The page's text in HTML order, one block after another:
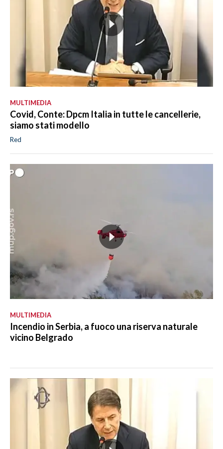
MULTIMEDIA
Covid, Conte: Dpcm Italia in tutte le cancellerie,
siamo stati modello
Red
MULTIMEDIA
Incendio in Serbia, a fuoco una riserva naturale
vicino Belgrado